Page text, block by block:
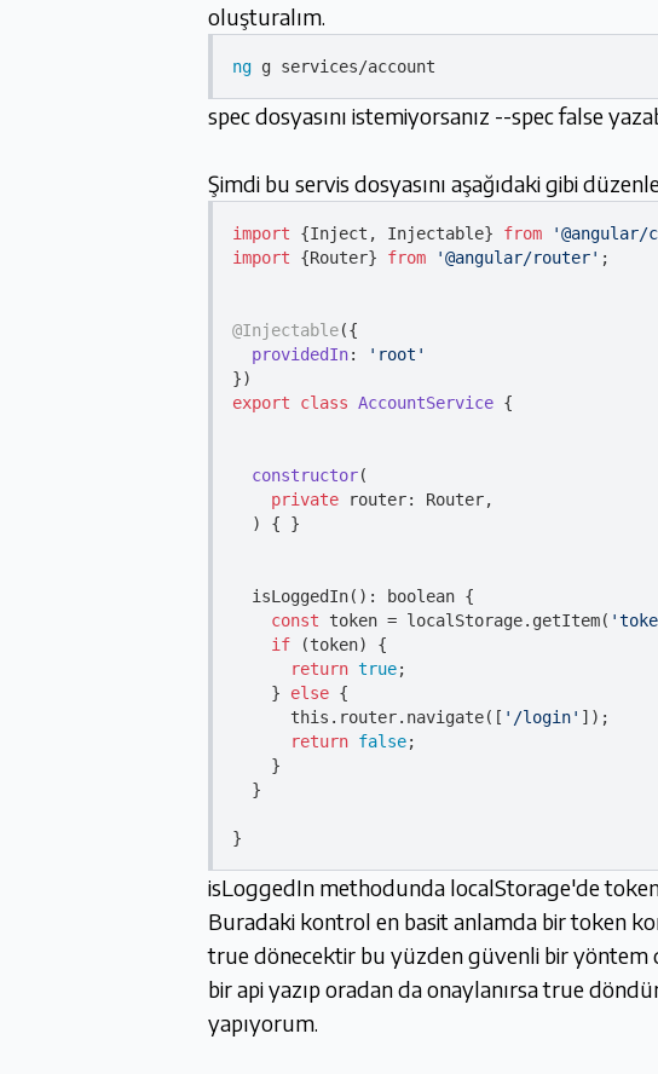
oluşturalım.
ng
spec dosyasını istemiyorsanız --spec false
Şimdi bu servis dosyasını aşağıdaki gibi
import {Inject, Injectable} from '@angular/
import {Router} from '@angular/router' ;
@Injectable({
providedIn:
'root'
export
class AccountService {
constructor(
private router: Router,
)
{ }
  isLoggedIn():
boolean {
const token = localStorage.getItem(
if (token) {
return true;
    }
else {
this .router.navigate([ '/login' ]);
return false;
    }
  }
isLoggedIn methodunda localStorage'de
Buradaki kontrol en basit anlamda bir token
true dönecektir bu yüzden güvenli bir yöntem
bir api yazıp oradan da onaylanırsa true
yapıyorum.